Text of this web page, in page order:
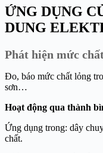
ỨNG DỤNG
DUNG
Phát hiện mức
Đo, báo mức chất lỏng
sơn…
Hoạt động qua thành
Ứng dụng trong: dây
chất.